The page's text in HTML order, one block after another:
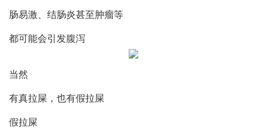
肠易激、结肠炎甚至肿瘤等
都可能会引发腹泻
当然
有真拉屎，也有假拉屎
假拉屎